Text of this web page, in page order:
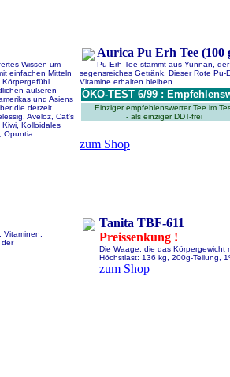
Wissen um
einfachen Mitteln
Körpergefühl
äußeren
und Asiens
die derzeit
Aveloz, Cat's
Kolloidales
Opuntia
Aurica Pu Erh Tee (100
Pu-Erh Tee stammt aus Yunnan,
segensreiches Getränk. Dieser Rote
Vitamine erhalten bleiben.
ÖKO-TEST 6/99 :
Einziger empfehlenswerter Tee im
- als einziger DDT-frei
zum Shop
der
Tanita TBF-611
Preissenkung !
Die Waage, die das Körpergewicht
Höchstlast: 136 kg, 200g-Teilung,
zum Shop